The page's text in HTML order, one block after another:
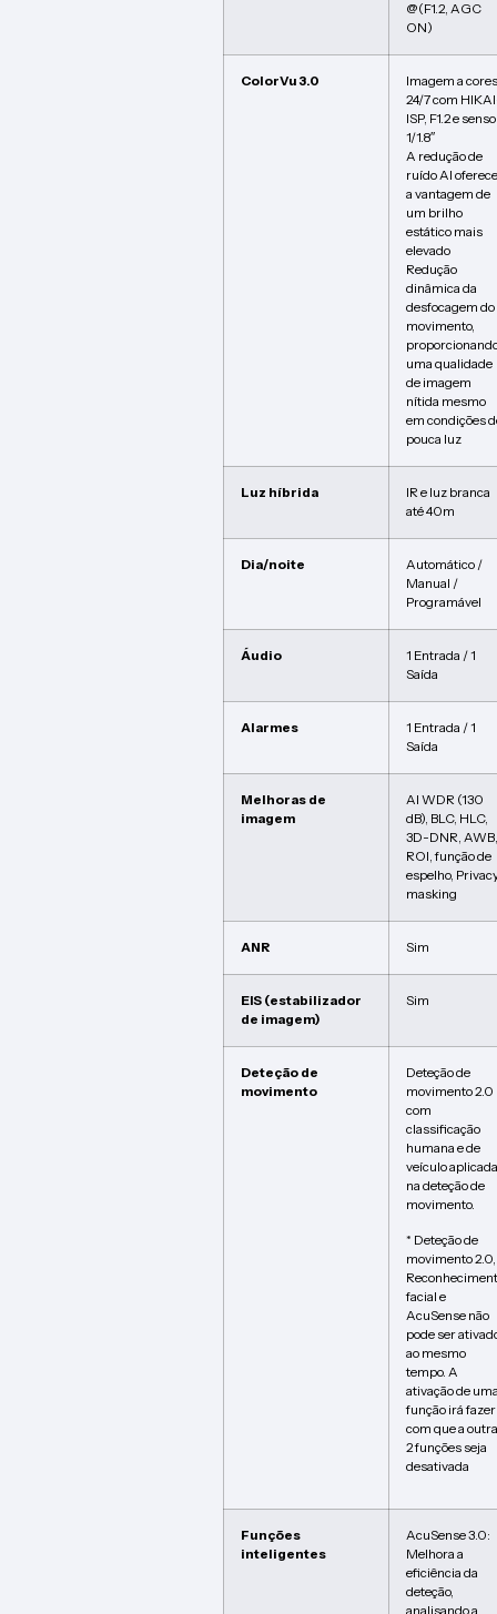
@(F1.2, AGC
ON)
ColorVu 3.0
Imagem a cores
24/7 com
ISP, F1.2 e
1/1.8″
A redução de
ruído AI oferece
a vantagem de
um brilho
estático mais
elevado
Redução
dinâmica da
desfocagem do
movimento,
uma qualidade
de imagem
nítida mesmo
em condições
pouca luz
Luz híbrida
IR e luz branca
até 40m
Dia/noite
Automático /
Manual /
Programável
Áudio
1 Entrada / 1
Saída
Alarmes
1 Entrada / 1
Saída
Melhoras de
imagem
AI WDR (130
dB), BLC, HLC,
3D-DNR, AWB,
ROI, função de
espelho,
masking
ANR Sim
EIS (estabilizador
de imagem)
Sim
Deteção de
movimento
Deteção de
movimento 2.0
com
classificação
humana e de
veículo aplicada
na deteção de
movimento.
* Deteção de
movimento 2.0,
facial e
AcuSense não
pode ser
ao mesmo
tempo. A
ativação de
função irá fazer
com que a outra
2 funções seja
desativada
Funções
inteligentes
AcuSense 3.0:
Melhora a
eficiência da
deteção,